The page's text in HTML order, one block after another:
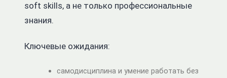
soft skills, а не только профессиональные
знания.
Ключевые ожидания:
самодисциплина и умение работать без